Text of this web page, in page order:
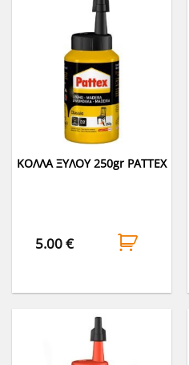
ΚΟΛΛΑ ΞΥΛΟΥ 250gr PATTEX
5.00€